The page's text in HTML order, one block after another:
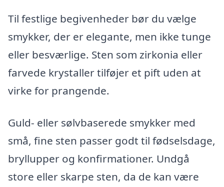
Til festlige begivenheder bør du vælge
smykker, der er elegante, men ikke tunge
eller besværlige. Sten som zirkonia eller
farvede krystaller tilføjer et pift uden at
virke for prangende.
Guld- eller sølvbaserede smykker med
små, fine sten passer godt til fødselsdage,
bryllupper og konfirmationer. Undgå
store eller skarpe sten, da de kan være